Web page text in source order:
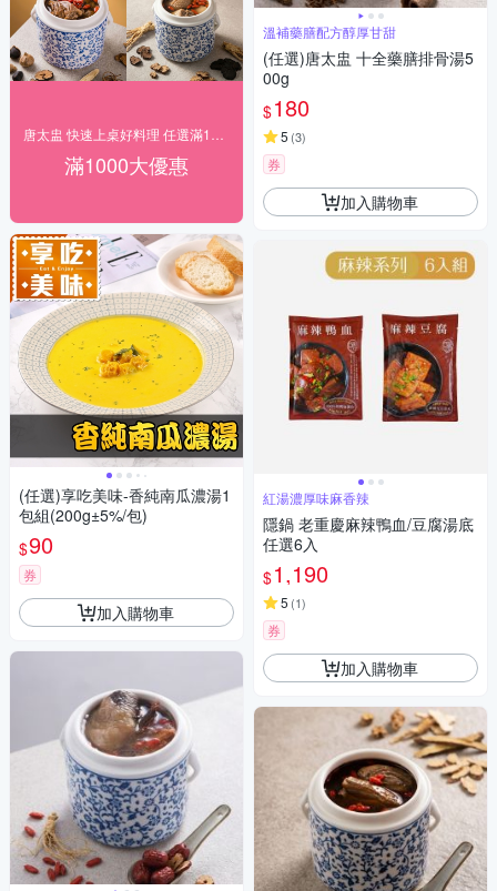
滿1000大優惠
(任選)享吃美味-香純南瓜濃湯1
包組(200g±5%/包)
$90
券
加入購物車
溫補藥膳配方醇厚甘甜
(任選)唐太盅 十全藥膳排骨湯5
00g
$180
5 (3)
券
加入購物車
紅湯濃厚味麻香辣
隱鍋 老重慶麻辣鴨血/豆腐湯底
任選6入
$1,190
5 (1)
券
加入購物車